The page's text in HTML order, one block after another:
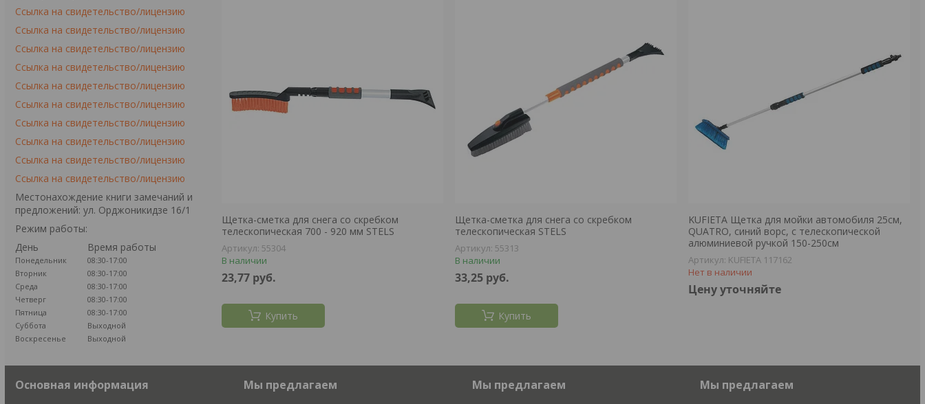
Ссылка на свидетельство/лицензию
Ссылка на свидетельство/лицензию
Ссылка на свидетельство/лицензию
Ссылка на свидетельство/лицензию
Ссылка на свидетельство/лицензию
Ссылка на свидетельство/лицензию
Ссылка на свидетельство/лицензию
Ссылка на свидетельство/лицензию
Ссылка на свидетельство/лицензию
Ссылка на свидетельство/лицензию
Местонахождение книги замечаний и
предложений: ул. Орджоникидзе 16/1
Режим работы:
День
Время работы
Понедельник
08:30-17:00
Вторник
08:30-17:00
Среда
08:30-17:00
Четверг
08:30-17:00
Пятница
08:30-17:00
Суббота
Выходной
Воскресенье
Выходной
Щетка-сметка для снега со скребком
телескопическая 700 - 920 мм STELS
55304
В наличии
23,77 руб.
Купить
Щетка-сметка для снега со скребком
телескопическая STELS
55313
В наличии
33,25 руб.
Купить
KUFIETA Щетка для мойки автомобиля 25см,
QUATRO, синий ворс, с телескопической
алюминиевой ручкой 150-250см
KUFIETA 117162
Нет в наличии
Цену уточняйте
Основная информация Мы предлагаем Мы предлагаем Мы предлагаем